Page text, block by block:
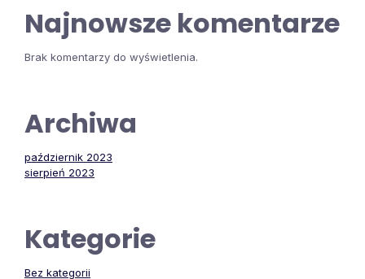
Najnowsze komentarze
Brak komentarzy do wyświetlenia.
Archiwa
październik 2023
sierpień 2023
Kategorie
Bez kategorii